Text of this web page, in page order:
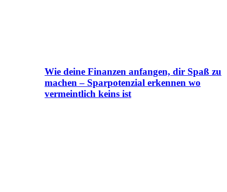
Wie deine Finanzen anfangen, dir Spaß zu
machen – Sparpotenzial erkennen wo
vermeintlich keins ist